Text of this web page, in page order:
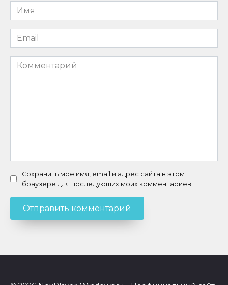
Имя
*
Email
*
Комментарий
Сохранить моё имя, email и адрес сайта в этом
браузере для последующих моих комментариев.